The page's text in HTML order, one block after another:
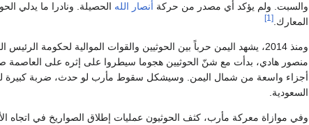
والسبت. ولم يؤكد أي مصدر من حركة أنصار الله الحصيلة. ونادرا ما يدلي
المعارك. [1]
ومنذ 2014، يشهد اليمن حرباً بين الحوثيين والقوات الموالية لحكومة
منصور هادي، بدأت مع شنّ الحوثيين هجوما سيطروا على إثره على العاصمة
أجزاء واسعة من شمال اليمن. وسيشكل سقوط مأرب لو حدث، ضربة كبيرة
السعودية.
وفي موازاة معركة مأرب، كثف الحوثيون عمليات إطلاق الصواريخ في اتجاه